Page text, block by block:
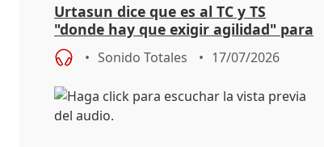
Urtasun dice que es al TC y TS
"donde hay que exigir agilidad" para
aplicar la Ley de Amnistía
Sonido Totales 17/07/2026